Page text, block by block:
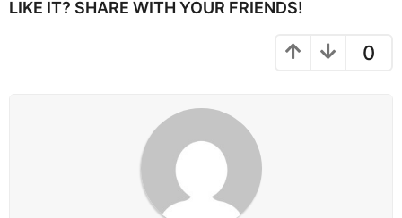
a
LIKE IT? SHARE WITH YOUR FRIENDS!
0